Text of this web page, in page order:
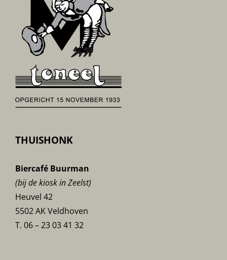
THUISHONK
Biercafé Buurman
(bij de kiosk in Zeelst)
Heuvel 42
5502 AK Veldhoven
T. 06 – 23 03 41 32